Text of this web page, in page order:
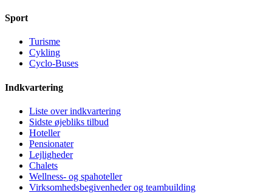
Sport
Turisme
Cykling
Cyclo-Buses
Indkvartering
Liste over indkvartering
Sidste øjebliks tilbud
Hoteller
Pensionater
Lejligheder
Chalets
Wellness- og spahoteller
Virksomhedsbegivenheder og teambuilding